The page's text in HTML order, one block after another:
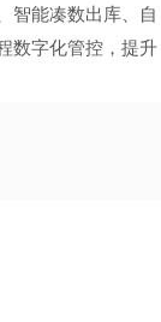
智能凑数出库、自
数字化管控，提升